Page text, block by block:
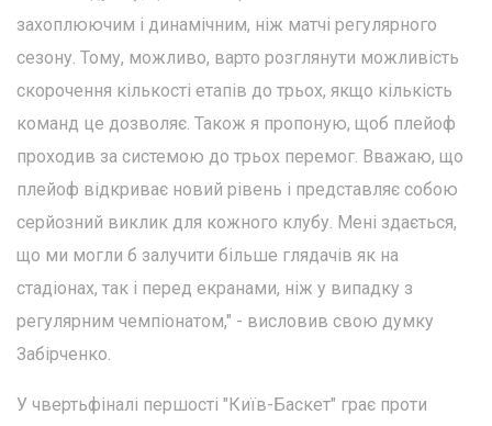
захоплюючим і динамічним, ніж матчі регулярного
сезону. Тому, можливо, варто розглянути можливість
скорочення кількості етапів до трьох, якщо кількість
команд це дозволяє. Також я пропоную, щоб плейоф
проходив за системою до трьох перемог. Вважаю, що
плейоф відкриває новий рівень і представляє собою
серйозний виклик для кожного клубу. Мені здається,
що ми могли б залучити більше глядачів як на
стадіонах, так і перед екранами, ніж у випадку з
регулярним чемпіонатом," - висловив свою думку
Забірченко.
У чвертьфіналі першості "Київ-Баскет" грає проти